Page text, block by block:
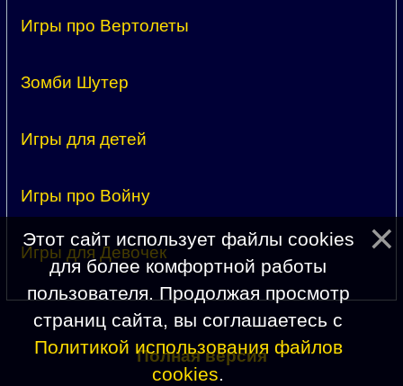
Игры про Вертолеты
Зомби Шутер
Игры для детей
Игры про Войну
Игры для Девочек
Полная версия
Этот сайт использует файлы cookies
для более комфортной работы
пользователя. Продолжая просмотр
страниц сайта, вы соглашаетесь с
Политикой использования файлов
cookies.